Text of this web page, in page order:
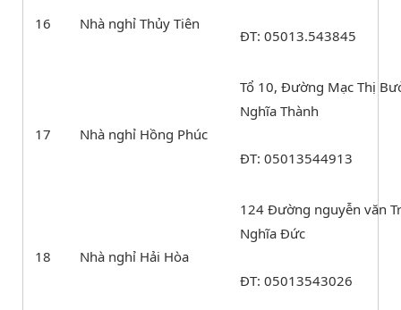
16 Nhà nghỉ Thủy Tiên
ĐT: 05013.543845
17 Nhà nghỉ Hồng Phúc
Tổ 10, Đường Mạc Thị
Nghĩa Thành
ĐT: 05013544913
18 Nhà nghỉ Hải Hòa
124 Đường nguyễn văn
Nghĩa Đức
ĐT: 05013543026